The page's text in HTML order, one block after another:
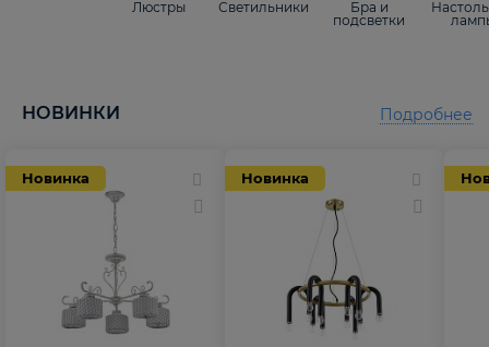
Люстры Светильники
Бра и
подсветки
НОВИНКИ
Новинка Новинка
Подробнее